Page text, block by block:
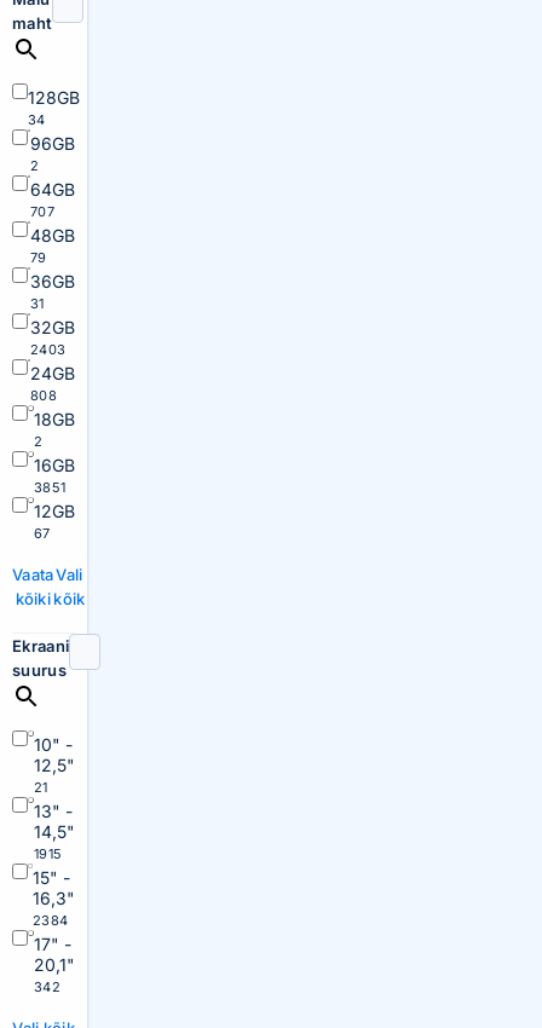
maht
128GB
34
96GB
2
64GB
707
48GB
79
36GB
31
32GB
2403
24GB
808
18GB
2
16GB
3851
12GB
67
Vaata
kõiki
Vali
kõik
Ekraani
suurus
10" -
12,5"
21
13" -
14,5"
1915
15" -
16,3"
2384
17" -
20,1"
342